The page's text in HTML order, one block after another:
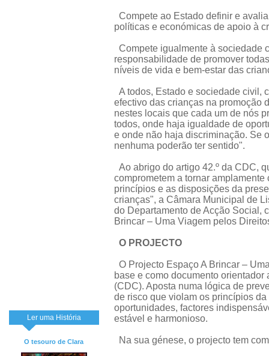
Ler uma História
O tesouro de Clara
Compete ao Estado definir e
políticas e económicas de apoio à
Compete igualmente à sociedade
responsabilidade de promover
níveis de vida e bem-estar das
A todos, Estado e sociedade civil,
efectivo das crianças na promoção
nestes locais que cada um de nós
todos, onde haja igualdade de
e onde não haja discriminação. Se
nenhuma poderão ter sentido".
Ao abrigo do artigo 42.º da CDC,
comprometem a tornar
princípios e as disposições da
crianças", a Câmara Municipal de
do Departamento de Acção Social,
Brincar – Uma Viagem pelos
O PROJECTO
O Projecto Espaço A Brincar –
base e como documento
(CDC). Aposta numa lógica de
de risco que violam os princípios
oportunidades, factores
estável e harmonioso.
Na sua génese, o projecto tem